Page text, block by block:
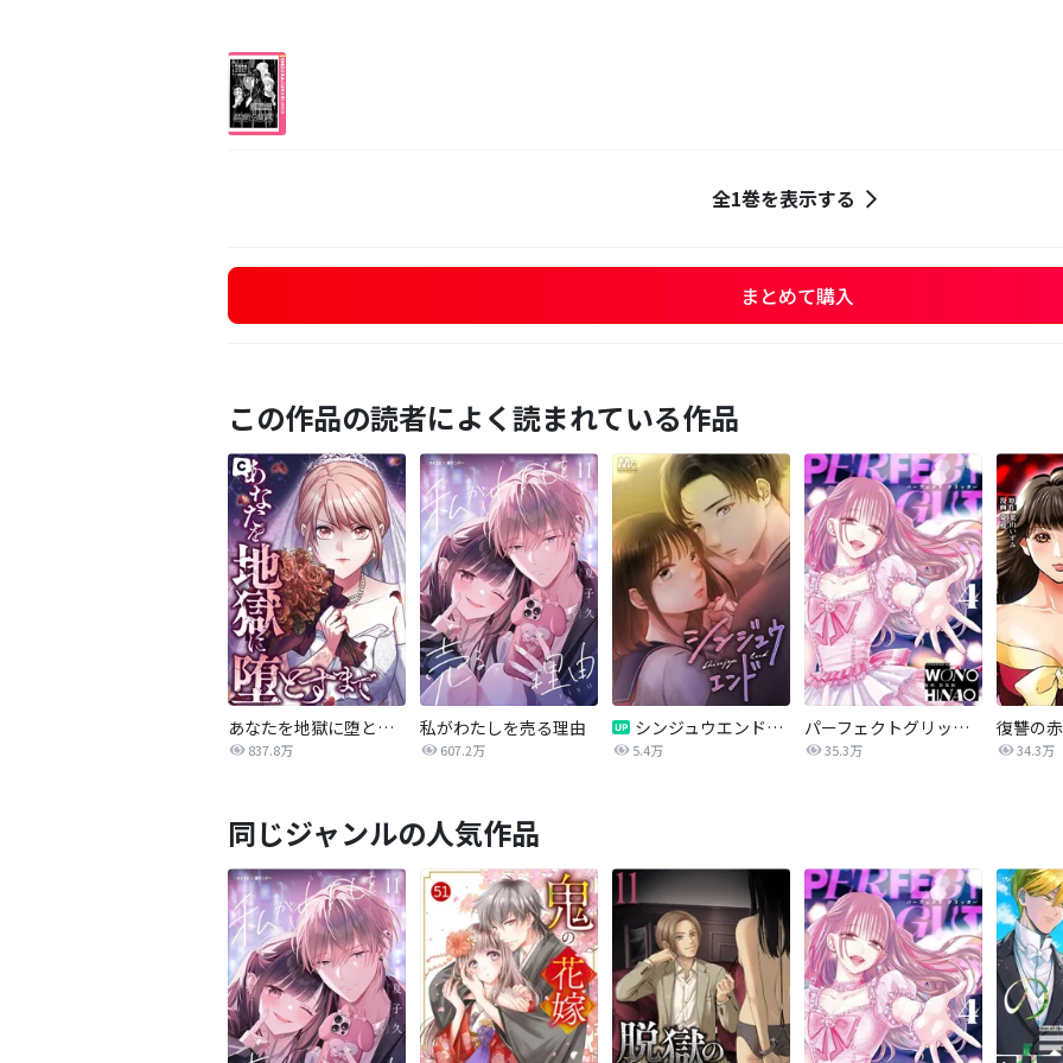
全1巻を表示する
まとめて購入
この作品の読者によく読まれている作品
あなたを地獄に堕とすまで
837.8万
私がわたしを売る理由
607.2万
シンジュウエンド【タテヨミ】
5.4万
パーフェクトグリッター
35.3万 34.3万
同じジャンルの人気作品